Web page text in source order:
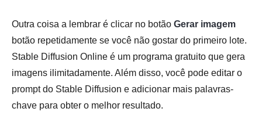
Outra coisa a lembrar é clicar no botão Gerar imagem
botão repetidamente se você não gostar do primeiro lote.
Stable Diffusion Online é um programa gratuito que gera
imagens ilimitadamente. Além disso, você pode editar o
prompt do Stable Diffusion e adicionar mais palavras-
chave para obter o melhor resultado.